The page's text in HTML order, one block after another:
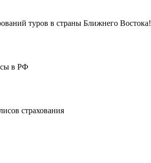
туров в страны Ближнего Востока!
в РФ
страхования